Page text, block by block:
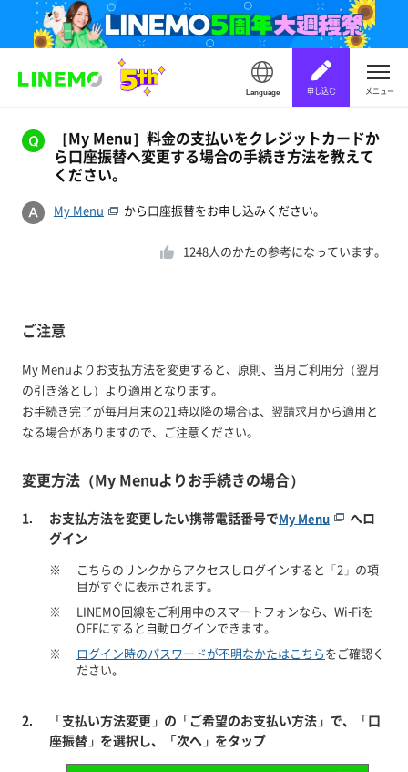
Language 申し込む メニュー
［My Menu］料金の支払いをクレジットカードか
ら口座振替へ変更する場合の手続き方法を教えて
ください。
My Menu から口座振替をお申し込みください。
1248人のかたの参考になっています。
ご注意
My Menuよりお支払方法を変更すると、原則、当月ご利用分（翌月
の引き落とし）より適用となります。
お手続き完了が毎月月末の21時以降の場合は、翌請求月から適用と
なる場合がありますので、ご注意ください。
変更方法（My Menuよりお手続きの場合）
お支払方法を変更したい携帯電話番号でMy Menu
へロ
グイン
※
こちらのリンクからアクセスしログインすると「2」の項
目がすぐに表示されます。
※
LINEMO回線をご利用中のスマートフォンなら、Wi-Fiを
OFFにすると自動ログインできます。
※
ログイン時のパスワードが不明なかたはこちらをご確認く
ださい。
「支払い方法変更」の「ご希望のお支払い方法」で、「口
座振替」を選択し、「次へ」をタップ